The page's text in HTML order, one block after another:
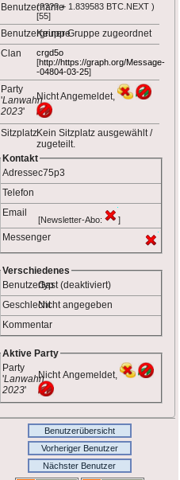
Benutzername(???? + 1.839583 BTC.NEXT )
[55]
BenutzergruppeKeiner Gruppe zugeordnet
Clan
crgd5o
[http://https://graph.org/Message-
-04804-03-25]
Party
'Lanwahn
2023'
Nicht Angemeldet,
SitzplatzKein Sitzplatz ausgewählt /
zugeteilt.
Kontakt
Adressec75p3
Telefon
Email
[Newsletter-Abo: ]
Messenger
Verschiedenes
BenutzertypGast (deaktiviert)
GeschlechtNicht angegeben
Kommentar
Aktive Party
Party
'Lanwahn
2023'
Nicht Angemeldet,
Benutzerübersicht
Vorheriger Benutzer
Nächster Benutzer